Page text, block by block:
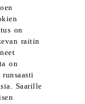
on
raitin
on
Saarille